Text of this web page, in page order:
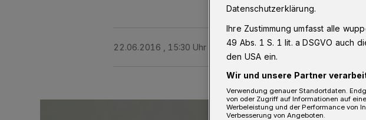
22.06.2016 , 15:30 Uhr Eine Minute Lesezeit
Datenschutzerklärung.
Ihre Zustimmung umfasst alle
49 Abs. 1 S. 1 lit. a DSGVO auch
den USA ein.
Wir und unsere Partner
Verwendung genauer Standortdaten.
von oder Zugriff auf Informationen auf
Werbeleistung und der Performance von
Verbesserung von Angeboten.